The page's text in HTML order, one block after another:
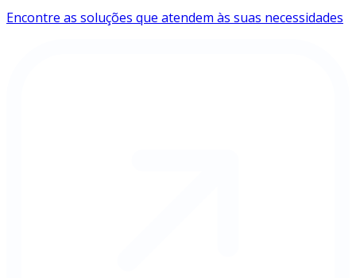
Encontre as soluções que atendem às suas necessidades